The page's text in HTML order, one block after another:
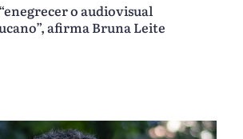
o audiovisual
afirma Bruna Leite